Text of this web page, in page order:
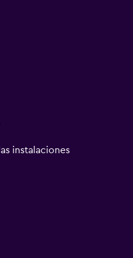
instalaciones